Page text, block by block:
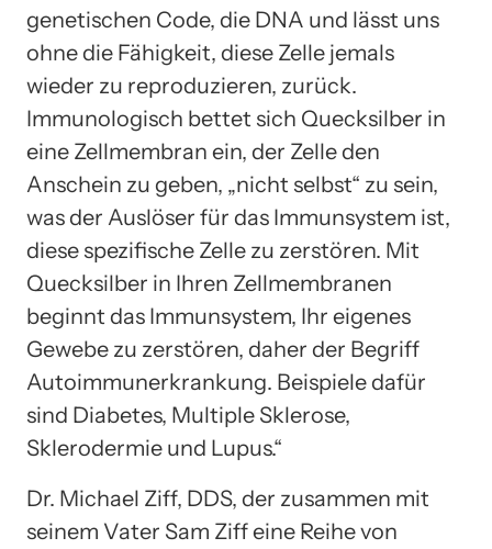
genetischen Code, die DNA und lässt uns
ohne die Fähigkeit, diese Zelle jemals
wieder zu reproduzieren, zurück.
Immunologisch bettet sich Quecksilber in
eine Zellmembran ein, der Zelle den
Anschein zu geben, „nicht selbst“ zu sein,
was der Auslöser für das Immunsystem ist,
diese spezifische Zelle zu zerstören. Mit
Quecksilber in Ihren Zellmembranen
beginnt das Immunsystem, Ihr eigenes
Gewebe zu zerstören, daher der Begriff
Autoimmunerkrankung. Beispiele dafür
sind Diabetes, Multiple Sklerose,
Sklerodermie und Lupus.“
Dr. Michael Ziff, DDS, der zusammen mit
seinem Vater Sam Ziff eine Reihe von